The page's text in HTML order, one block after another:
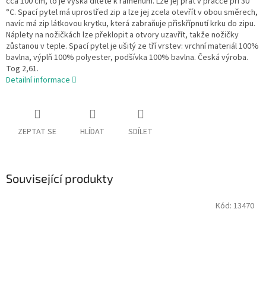
°C. Spací pytel má uprostřed zip a lze jej zcela otevřít v obou směrech,
navíc má zip látkovou krytku, která zabraňuje přiskřípnutí krku do zipu.
Náplety na nožičkách lze překlopit a otvory uzavřít, takže nožičky
zůstanou v teple. Spací pytel je ušitý ze tří vrstev: vrchní materiál 100%
bavlna, výplň 100% polyester, podšívka 100% bavlna. Česká výroba.
Tog 2,61.
Detailní informace
ZEPTAT SE HLÍDAT SDÍLET
Související produkty
Kód: 13470